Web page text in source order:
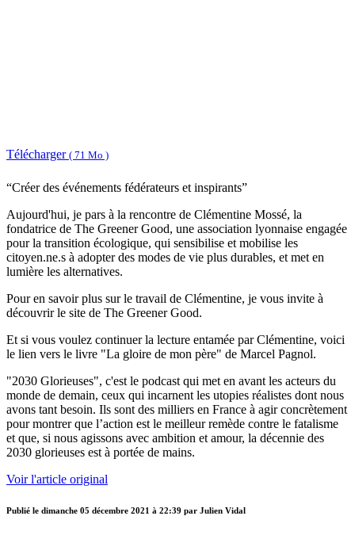
Télécharger ( 71 Mo )
“Créer des événements fédérateurs et inspirants”
Aujourd'hui, je pars à la rencontre de Clémentine Mossé, la
fondatrice de The Greener Good, une association lyonnaise engagée
pour la transition écologique, qui sensibilise et mobilise les
citoyen.ne.s à adopter des modes de vie plus durables, et met en
lumière les alternatives.
Pour en savoir plus sur le travail de Clémentine, je vous invite à
découvrir le site de The Greener Good.
Et si vous voulez continuer la lecture entamée par Clémentine, voici
le lien vers le livre "La gloire de mon père" de Marcel Pagnol.
"2030 Glorieuses", c'est le podcast qui met en avant les acteurs du
monde de demain, ceux qui incarnent les utopies réalistes dont nous
avons tant besoin. Ils sont des milliers en France à agir concrètement
pour montrer que l’action est le meilleur remède contre le fatalisme
et que, si nous agissons avec ambition et amour, la décennie des
2030 glorieuses est à portée de mains.
Voir l'article original
Publié le dimanche 05 décembre 2021 à 22:39 par Julien Vidal